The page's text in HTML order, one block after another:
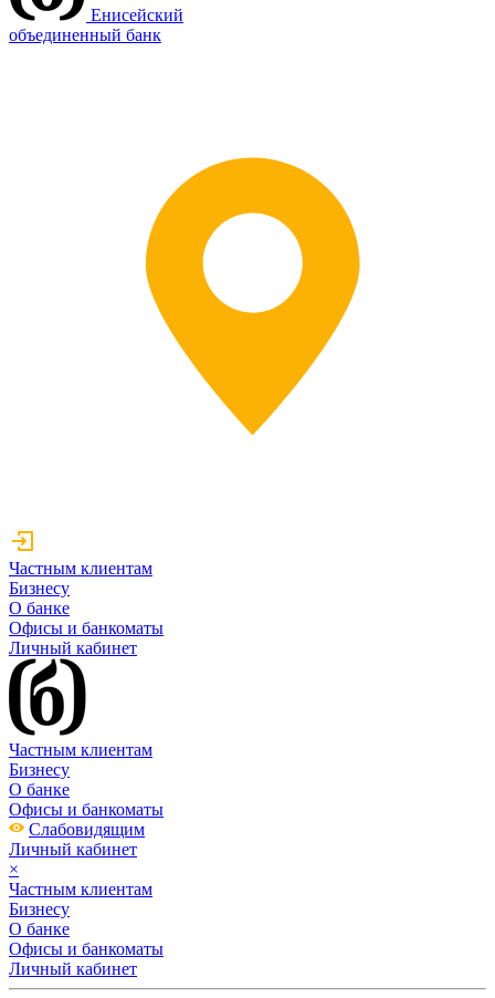
Енисейский
объединенный банк
Частным клиентам
Бизнесу
О банке
Офисы и банкоматы
Личный кабинет
Частным клиентам
Бизнесу
О банке
Офисы и банкоматы
Слабовидящим
Личный кабинет
×
Частным клиентам
Бизнесу
О банке
Офисы и банкоматы
Личный кабинет